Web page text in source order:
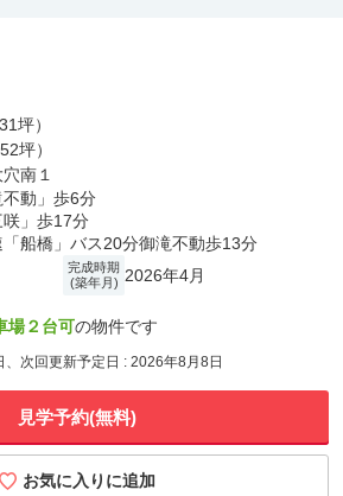
坪）
坪）
南１
動」歩6分
」歩17分
「船橋」バス20分御滝不動歩13分
完成時期
(築年月) 2026年4月
場２台可の物件です
次回更新予定日 : 2026年8月8日
見学予約(無料)
お気に入りに追加